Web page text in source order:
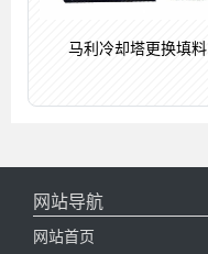
马利冷却塔更换填料
网站导航
网站首页